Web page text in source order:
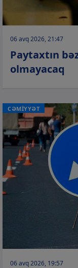
06 avq 2026, 21:47
Paytaxtın
olmayacaq
CƏMİYYƏT
06 avq 2026, 19:57